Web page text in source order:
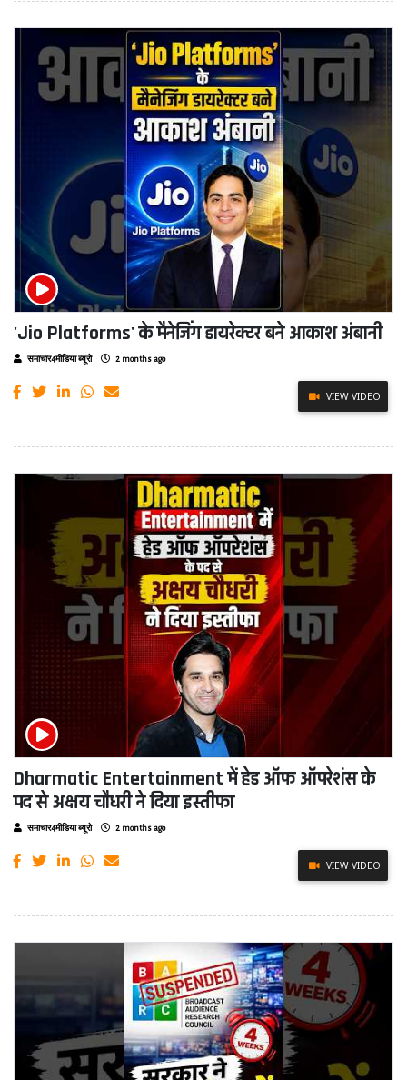
'Jio Platforms' के मैनेजिंग डायरेक्टर बने आकाश अंबानी
समाचार4मीडिया ब्यूरो 2 months ago
VIEW VIDEO
Dharmatic Entertainment में हेड ऑफ ऑपरेशंस के
पद से अक्षय चौधरी ने दिया इस्तीफा
समाचार4मीडिया ब्यूरो 2 months ago
VIEW VIDEO